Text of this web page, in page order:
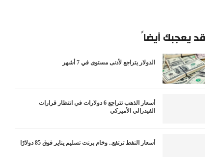
قد يعجبك أيضاً
الدولار يتراجع لأدنى مستوى في 7 أشهر
أسعار الذهب تتراجع 6 دولارات في انتظار قرارات
الفيدرالي الأميركي
أسعار النفط ترتفع.. وخام برنت تسليم يناير فوق 85 دولارًا